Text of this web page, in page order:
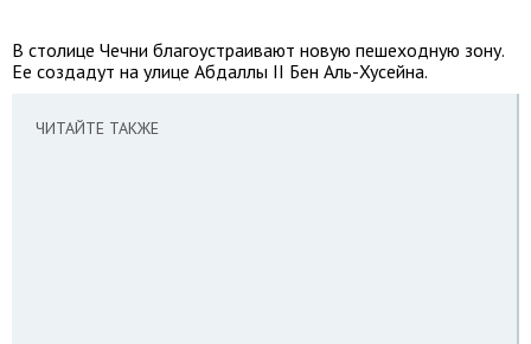
В столице Чечни благоустраивают новую пешеходную зону.
Ее создадут на улице Абдаллы II Бен Аль-Хусейна.
ЧИТАЙТЕ ТАКЖЕ